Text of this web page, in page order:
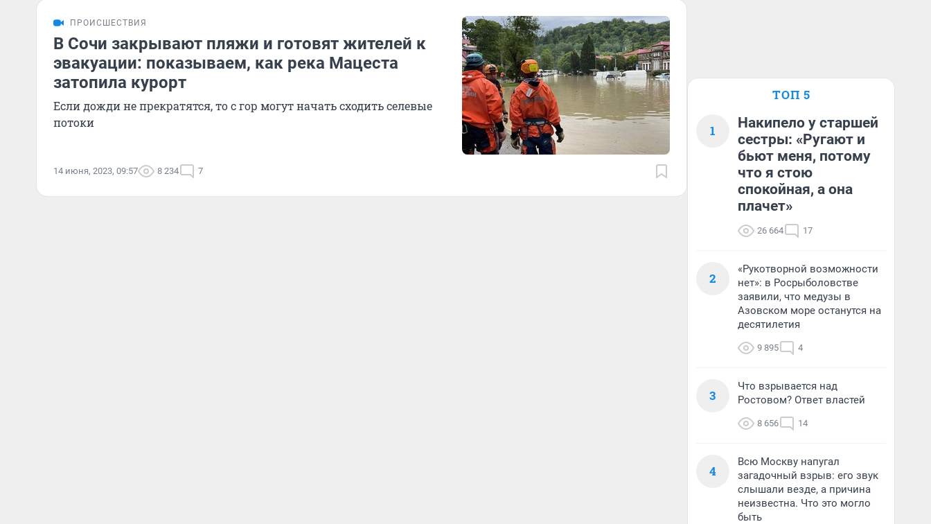
ПРОИСШЕСТВИЯ
В Сочи закрывают пляжи и готовят жителей к
эвакуации: показываем, как река Мацеста
затопила курорт
Если дожди не прекратятся, то с гор могут начать сходить селевые
потоки
14 июня, 2023, 09:57 8 234 7
ТОП 5
1
Накипело у старшей
сестры: «Ругают и
бьют меня, потому
что я стою
спокойная, а она
плачет»
26 664 17
2
«Рукотворной возможности
нет»: в Росрыболовстве
заявили, что медузы в
Азовском море останутся на
десятилетия
9 895 4
3
Что взрывается над
Ростовом? Ответ властей
8 656 14
4
Всю Москву напугал
загадочный взрыв: его звук
слышали везде, а причина
неизвестна. Что это могло
быть